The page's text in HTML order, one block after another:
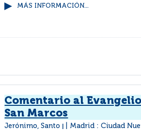
MÁS INFORMACIÓN...
Comentario al
San Marcos
Jerónimo, Santo Madrid : Ciudad